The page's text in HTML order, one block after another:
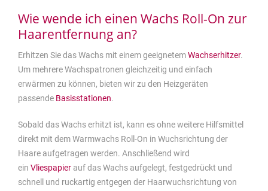
Wie wende ich einen Wachs Roll-On zur
Haarentfernung an?
Erhitzen Sie das Wachs mit einem geeignetemWachserhitzer.
Um mehrere Wachspatronen gleichzeitig und einfach
erwärmen zu können, bieten wir zu den Heizgeräten
passende Basisstationen.
Sobald das Wachs erhitzt ist, kann es ohne weitere Hilfsmittel
direkt mit dem Warmwachs Roll-On in Wuchsrichtung der
Haare aufgetragen werden. Anschließend wird
ein Vliespapier auf das Wachs aufgelegt, festgedrückt und
schnell und ruckartig entgegen der Haarwuchsrichtung von